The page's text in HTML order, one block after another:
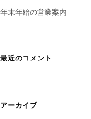
年末年始の営業案内
最近のコメント
アーカイブ